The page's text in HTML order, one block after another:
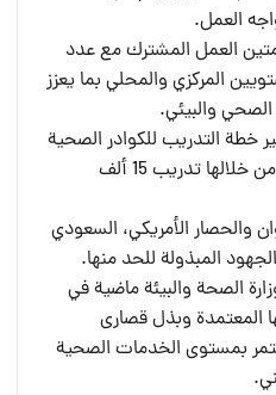
العمل.
العمل المشترك مع عدد
المركزي والمحلي بما يعزز
والبيئي.
خطة التدريب للكوادر الصحية
في مجال الطوارئ والتي جرى من خلالها تدريب 15 ألف
والحصار الأمريكي، السعودي
المبذولة للحد منها.
الصحة والبيئة ماضية في
المعتمدة وبذل قصارى
بمستوى الخدمات الصحية